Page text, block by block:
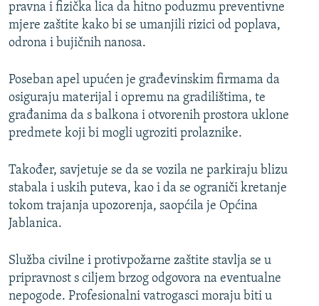
pravna i fizička lica da hitno poduzmu preventivne
mjere zaštite kako bi se umanjili rizici od poplava,
odrona i bujičnih nanosa.
Poseban apel upućen je građevinskim firmama da
osiguraju materijal i opremu na gradilištima, te
građanima da s balkona i otvorenih prostora uklone
predmete koji bi mogli ugroziti prolaznike.
Također, savjetuje se da se vozila ne parkiraju blizu
stabala i uskih puteva, kao i da se ograniči kretanje
tokom trajanja upozorenja, saopćila je Općina
Jablanica.
Služba civilne i protivpožarne zaštite stavlja se u
pripravnost s ciljem brzog odgovora na eventualne
nepogode. Profesionalni vatrogasci moraju biti u